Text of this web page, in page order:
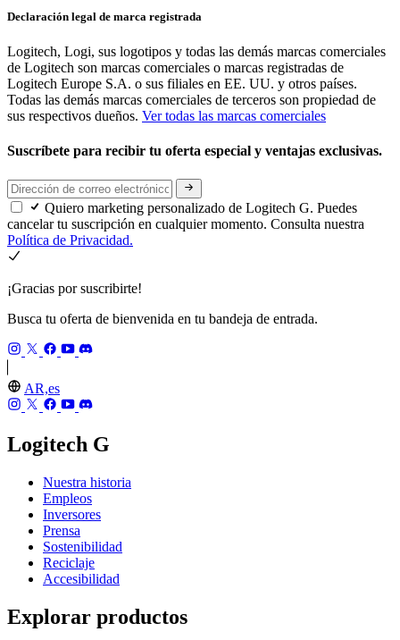
Declaración legal de marca registrada
Logitech, Logi, sus logotipos y todas las demás marcas comerciales
de Logitech son marcas comerciales o marcas registradas de
Logitech Europe S.A. o sus filiales en EE. UU. y otros países.
Todas las demás marcas comerciales de terceros son propiedad de
sus respectivos dueños. Ver todas las marcas comerciales
Suscríbete para recibir tu oferta especial y ventajas exclusivas.
Quiero marketing personalizado de Logitech G. Puedes
cancelar tu suscripción en cualquier momento. Consulta nuestra
Política de Privacidad.
¡Gracias por suscribirte!
Busca tu oferta de bienvenida en tu bandeja de entrada.
AR,es
Logitech G
Nuestra historia
Empleos
Inversores
Prensa
Sostenibilidad
Reciclaje
Accesibilidad
Explorar productos